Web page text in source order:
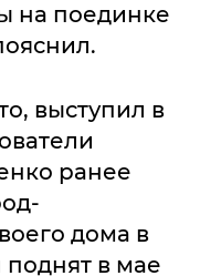
на поединке
выступил в
ранее
дома в
в мае